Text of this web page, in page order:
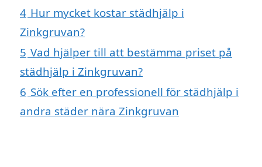
4 Hur mycket kostar städhjälp i
Zinkgruvan?
5 Vad hjälper till att bestämma priset på
städhjälp i Zinkgruvan?
6 Sök efter en professionell för städhjälp i
andra städer nära Zinkgruvan